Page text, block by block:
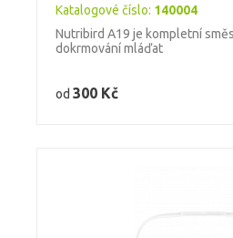
Katalogové číslo: 140004
Nutribird A19 je kompletní
dokrmování mláďat
od 300 Kč